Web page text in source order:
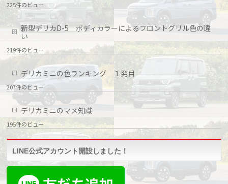
225件のビュー
新型デリカD-5 ボディカラーによるフロントグリル色の違
い
219件のビュー
デリカミニの色ランキング １発目
207件のビュー
デリカミニのマメ知識
195件のビュー
LINE公式アカウント開設しました！